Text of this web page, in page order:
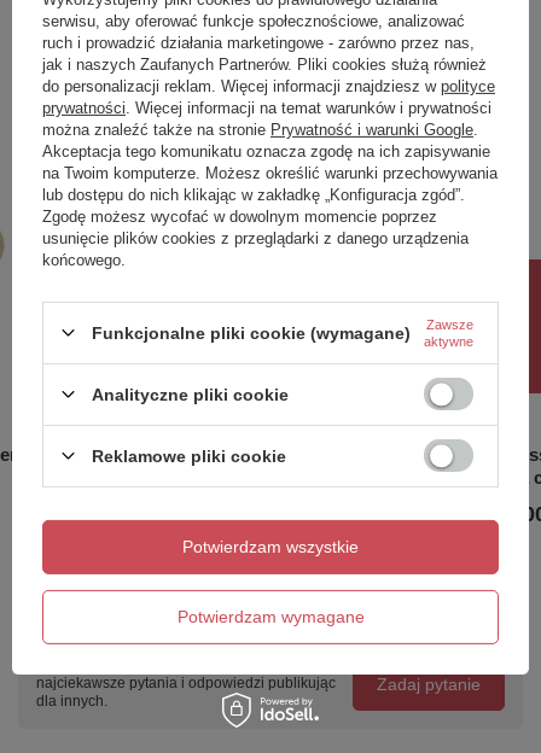
produktu.
Zobacz również
Poprzedni z tej kategorii
Bateria umywalkowa - Średnia
1 825,00 zł
matowa
5
Następny z tej kategorii
Potrzebujesz pomocy? Masz pytania?
najciekawsze pytania i odpowiedzi publikując
dla innych.
Zadaj pytanie
serwisu, aby oferować funkcje społecznościowe, analizować
ruch i prowadzić działania marketingowe - zarówno przez nas,
jak i naszych Zaufanych Partnerów. Pliki cookies służą również
do personalizacji reklam. Więcej informacji znajdziesz w polityce
prywatności . Więcej informacji na temat warunków i prywatności
można znaleźć także na stronie Prywatność i warunki Google
Akceptacja tego komunikatu oznacza zgodę na ich zapisywanie
na Twoim komputerze. Możesz określić warunki przechowywania
lub dostępu do nich klikając w zakładkę „Konfiguracja zgód”.
Zgodę możesz wycofać w dowolnym momencie poprzez
usunięcie plików cookies z przeglądarki z danego urządzenia
końcowego.
Funkcjonalne pliki cookie (wymagane)
Zawsze
aktywne
Analityczne pliki cookie
Reklamowe pliki cookie
Potwierdzam wymagane
Potwierdzam wszystkie